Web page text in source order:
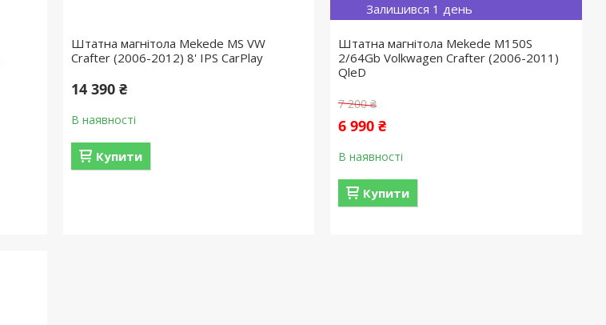
Штатна магнітола Mekede MS VW
Crafter (2006-2012) 8' IPS CarPlay
14 390 ₴
В наявності
Купити
Залишився 1 день
Штатна магнітола Mekede M150S
2/64Gb Volkwagen Crafter (2006-2011)
QleD
7 200 ₴
6 990 ₴
В наявності
Купити